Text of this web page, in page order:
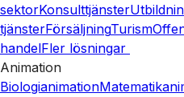
sektorKonsulttjänster
tjänsterFörsäljningTurism
handelFler lösningar
Animation
Biologianimation